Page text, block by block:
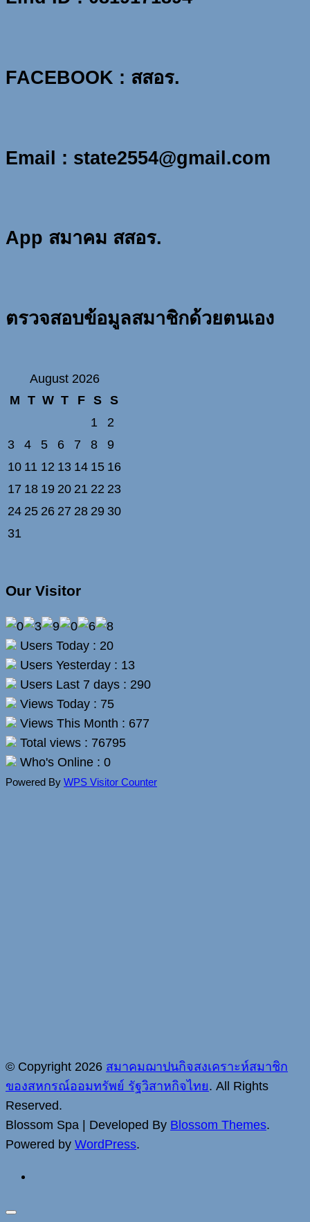
FACEBOOK : สสอร.
Email : state2554@gmail.com
App สมาคม สสอร.
ตรวจสอบข้อมูลสมาชิกด้วยตนเอง
August 2026
M T W T F S S
1
2
3
4 5 6 7 8
9
10 11 12 13 14 15 16
17 18 19 20 21 22 23
24 25 26 27 28 29 30
31
Our Visitor
Users Today : 20
Users Yesterday : 13
Users Last 7 days : 290
Views Today : 75
Views This Month : 677
Total views : 76795
Who's Online : 0
Powered By WPS Visitor Counter
© Copyright 2026 สมาคมฌาปนกิจสงเคราะห์สมาชิก
ของสหกรณ์ออมทรัพย์ รัฐวิสาหกิจไทย. All Rights
Reserved.
Blossom Spa | Developed By Blossom Themes.
Powered by WordPress.